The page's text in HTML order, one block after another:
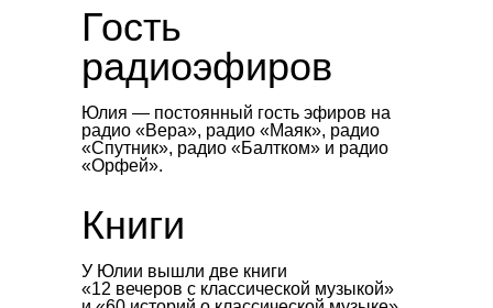
Юлия — постоянный гость эфиров на
радио «Вера», радио «Маяк», радио
«Спутник», радио «Балтком» и радио
«Орфей».
Гость
радиоэфиров
У Юлии вышли две книги
«12 вечеров с классической музыкой»
Книги